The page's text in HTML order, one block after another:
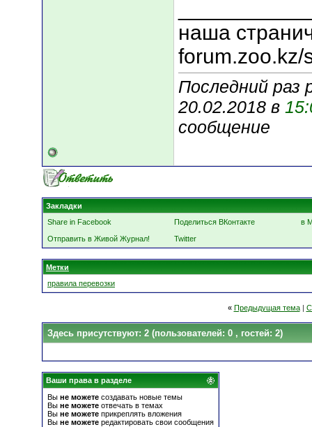
наша
forum.zoo.kz/
Последний раз
20.02.2018 в
сообщение
Закладки
Share in Facebook
Поделиться ВКонтакте
в
Отправить в Живой Журнал!
Twitter
Метки
правила перевозки
« Предыдущая тема|
Здесь присутствуют: 2 (пользователей: 0 , гостей: 2)
Ваши права в разделе
Вы не можете создавать новые темы
Вы не можете отвечать в темах
Вы не можете прикреплять вложения
Вы не можете редактировать свои сообщения